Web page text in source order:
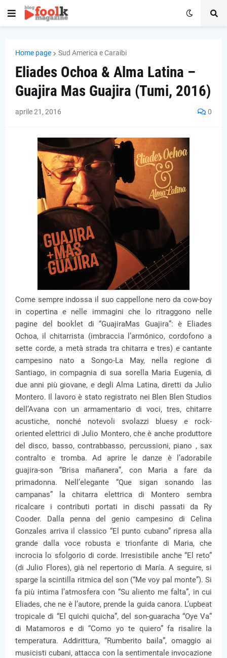
Home page Sud America e Caraibi
Eliades Ochoa & Alma Latina –
Guajira Mas Guajira (Tumi, 2016)
aprile 21, 2016 0
Come sempre indossa il suo cappellone nero da cow-boy
in copertina e nelle immagini che lo ritraggono nelle
pagine del booklet di “GuajiraMas Guajira”: è Eliades
Ochoa, il chitarrista (imbraccia l’armónico, cordofono a
sette corde, a metà strada tra chitarra e tres) e cantante
campesino nato a Songo-La May, nella regione di
Santiago, in compagnia di sua sorella Maria Eugenia, di
due anni più giovane, e degli Alma Latina, diretti da Julio
Montero. Il lavoro è stato registrato nei Blen Blen Studios
dell’Avana con un armamentario di voci, tres, chitarre
acustiche, nonché notevoli svolazzi bluesy e rock-
oriented elettrici di Julio Montero, che è anche produttore
del disco, basso, contrabbasso, percussioni, piano , sax
contralto e tromba. Ad aprire le danze è l’adorabile
guajira-son “Brisa mañanera”, con Maria a fare da
primadonna. Nell’elegante “Que sigan sonando las
campanas” la chitarra elettrica di Montero sembra
ricalcare i contributi portati in dischi passati da Ry
Cooder. Dalla penna del genio campesino di Celina
Gonzales arriva il classico “El punto cubano” ripresa alla
grande dalla voce robusta e trionfante di Maria, che
incrocia lo sfolgorio di corde. Irresistibile anche “El reto”
(di Julio Flores), già nel repertorio di María. A seguire, si
sparge la scintilla ritmica del son (“Me voy pal monte”). Si
fa più intima l’atmosfera con “Su aliento me falta”, in cui
Eliades, che ne è l’autore, prende la guida canora. L’upbeat
tropicale di “El quichi quicha”, del son-guaracha “Oye Va”
di Matamoros e di “Como yo te quiero” fa risalire la
temperatura. Addirittura, “Rumberito baila”, omaggio ai
musicisti cubani, attacca con la sentimentale invocazione